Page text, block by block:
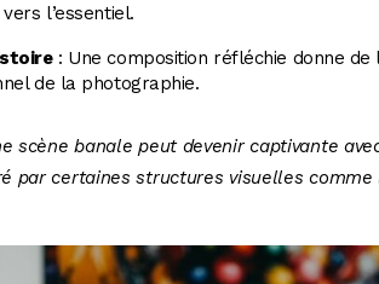
l’essentiel.
: Une composition réfléchie donne
de la photographie.
scène banale peut devenir captivante
par certaines structures visuelles